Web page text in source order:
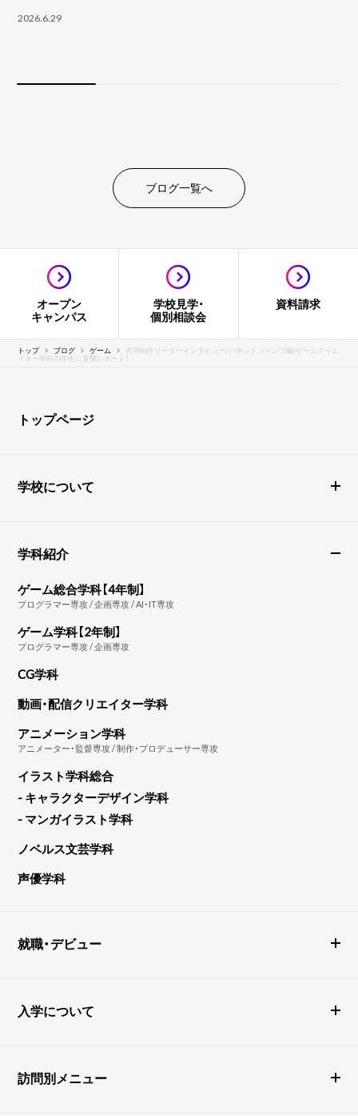
2026.6.29
ブログ一覧へ
オープン
キャンパス
学校見学・
個別相談会
資料請求
トップ ブログ ゲーム 共同制作リーダーインタビュー/バネットジャンプ編/ゲームクリエ
イター学科の学生に直撃レポート！
トップページ
学校について
学科紹介
ゲーム総合学科【4年制】
プログラマー専攻 / 企画専攻 / AI・IT専攻
ゲーム学科【2年制】
プログラマー専攻 / 企画専攻
CG学科
動画・配信クリエイター学科
アニメーション学科
アニメーター・監督専攻 / 制作・プロデューサー専攻
イラスト学科総合
- キャラクターデザイン学科
- マンガイラスト学科
ノベルス文芸学科
声優学科
就職・デビュー
入学について
訪問別メニュー